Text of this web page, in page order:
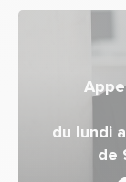
du lundi
de